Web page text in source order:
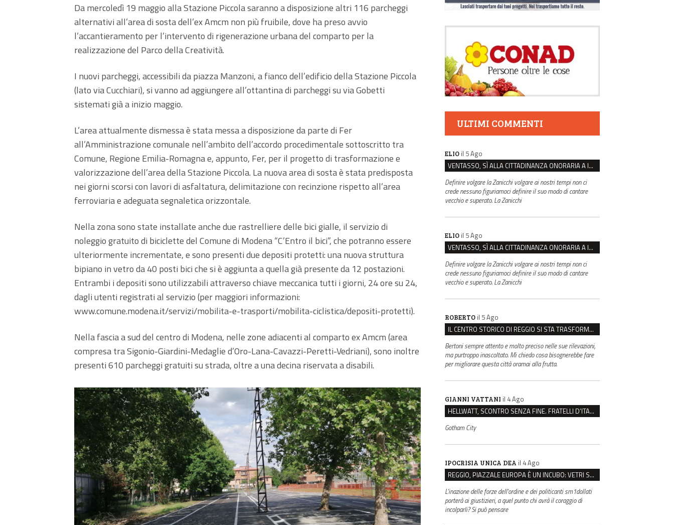
Da mercoledì 19 maggio alla Stazione Piccola saranno a disposizione altri 116 parcheggi
alternativi all’area di sosta dell’ex Amcm non più fruibile, dove ha preso avvio
l’accantieramento per l’intervento di rigenerazione urbana del comparto per la
realizzazione del Parco della Creatività.
I nuovi parcheggi, accessibili da piazza Manzoni, a fianco dell’edificio della Stazione Piccola
(lato via Cucchiari), si vanno ad aggiungere all’ottantina di parcheggi su via Gobetti
sistemati già a inizio maggio.
L’area attualmente dismessa è stata messa a disposizione da parte di Fer
all’Amministrazione comunale nell’ambito dell’accordo procedimentale sottoscritto tra
Comune, Regione Emilia-Romagna e, appunto, Fer, per il progetto di trasformazione e
valorizzazione dell’area della Stazione Piccola. La nuova area di sosta è stata predisposta
nei giorni scorsi con lavori di asfaltatura, delimitazione con recinzione rispetto all’area
ferroviaria e adeguata segnaletica orizzontale.
Nella zona sono state installate anche due rastrelliere delle bici gialle, il servizio di
noleggio gratuito di biciclette del Comune di Modena “C’Entro il bici”, che potranno essere
ulteriormente incrementate, e sono presenti due depositi protetti: una nuova struttura
bipiano in vetro da 40 posti bici che si è aggiunta a quella già presente da 12 postazioni.
Entrambi i depositi sono utilizzabili attraverso chiave meccanica tutti i giorni, 24 ore su 24,
dagli utenti registrati al servizio (per maggiori informazioni:
www.comune.modena.it/servizi/mobilita-e-trasporti/mobilita-ciclistica/depositi-protetti).
Nella fascia a sud del centro di Modena, nelle zone adiacenti al comparto ex Amcm (area
compresa tra Sigonio-Giardini-Medaglie d’Oro-Lana-Cavazzi-Peretti-Vedriani), sono inoltre
presenti 610 parcheggi gratuiti su strada, oltre a una decina riservata a disabili.
ULTIMI COMMENTI
ELIO il 5 Ago
VENTASSO, SÌ ALLA CITTADINANZA ONORARIA A IVA ZANICCHI. MA BARGIACCHI: “È DI PESSIMO GUSTO”
Definire volgare la Zanicchi volgare ai nostri tempi non ci
crede nessuno figuriamoci definire il suo modo di cantare
vecchio e superato. La Zanicchi
ELIO il 5 Ago
VENTASSO, SÌ ALLA CITTADINANZA ONORARIA A IVA ZANICCHI. MA BARGIACCHI: “È DI PESSIMO GUSTO”
Definire volgare la Zanicchi volgare ai nostri tempi non ci
crede nessuno figuriamoci definire il suo modo di cantare
vecchio e superato. La Zanicchi
ROBERTO il 5 Ago
IL CENTRO STORICO DI REGGIO SI STA TRASFORMANDO, E NON IN MEGLIO
Bertoni sempre attento e molto preciso nelle sue rilevazioni,
ma purtroppo inascoltato. Mi chiedo cosa bisognerebbe fare
per migliorare questa città oramai alla frutta.
GIANNI VATTANI il 4 Ago
HELLWATT, SCONTRO SENZA FINE. FRATELLI D’ITALIA: “MILANI PORTA DOCUMENTI, DE FRANCO INSULTI”
Gotham City
IPOCRISIA UNICA DEA il 4 Ago
REGGIO, PIAZZALE EUROPA È UN INCUBO: VETRI SPACCATI E FURTI SULLE AUTO IN SOSTA
L'inazione delle forze dell'ordine e dei politicanti sm1dollati
porterà ai giustizieri, a quel punto chi avrà il coraggio di
incolparli? Si può pensare